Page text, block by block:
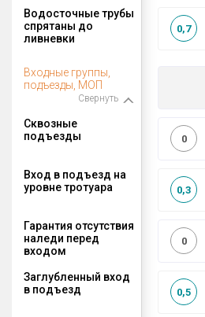
Водосточные трубы
спрятаны до
ливневки
0,7
Входные группы,
подъезды, МОП
Свернуть
Сквозные
подъезды
0
Вход в подъезд на
уровне тротуара
0,3
Гарантия отсутствия
наледи перед
входом
0
Заглубленный вход
в подъезд
0,5